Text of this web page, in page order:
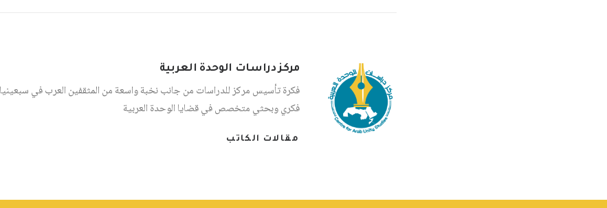
مركز دراسات الوحدة العربية
فكرة تأسيس مركز للدراسات من جانب نخبة واسعة من المثقفين العرب في
فكري وبحثي متخصص في قضايا الوحدة العربية
مقالات الكاتب